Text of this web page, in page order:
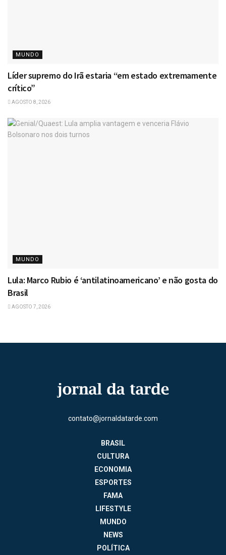
MUNDO
Líder supremo do Irã estaria “em estado extremamente
crítico”
AGOSTO 8, 2026
MUNDO
Lula: Marco Rubio é ‘antilatinoamericano’ e não gosta do
Brasil
AGOSTO 7, 2026
contato@jornaldatarde.com
BRASIL
CULTURA
ECONOMIA
ESPORTES
FAMA
LIFESTYLE
MUNDO
NEWS
POLÍTICA